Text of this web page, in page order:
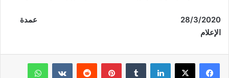
28/3/2020
عمدة
الإعلام
فيسبوك لينكدإن بينتيريست